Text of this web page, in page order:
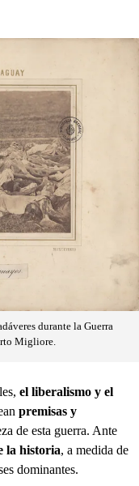
durante la Guerra
Migliore.
el liberalismo y el
premisas y
de esta guerra. Ante
la historia, a medida de
dominantes.